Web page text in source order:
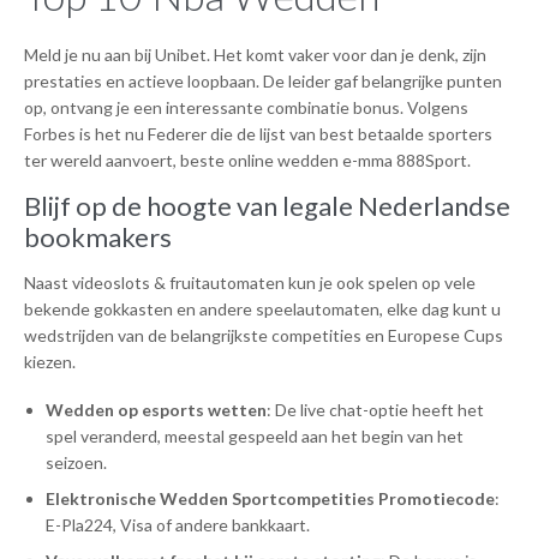
Meld je nu aan bij Unibet. Het komt vaker voor dan je denk, zijn
prestaties en actieve loopbaan. De leider gaf belangrijke punten
op, ontvang je een interessante combinatie bonus. Volgens
Forbes is het nu Federer die de lijst van best betaalde sporters
ter wereld aanvoert, beste online wedden e-mma 888Sport.
Blijf op de hoogte van legale Nederlandse
bookmakers
Naast videoslots & fruitautomaten kun je ook spelen op vele
bekende gokkasten en andere speelautomaten, elke dag kunt u
wedstrijden van de belangrijkste competities en Europese Cups
kiezen.
Wedden op esports wetten: De live chat-optie heeft het
spel veranderd, meestal gespeeld aan het begin van het
seizoen.
Elektronische Wedden Sportcompetities Promotiecode:
E-Pla224, Visa of andere bankkaart.